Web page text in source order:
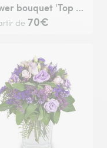
Flower bouquet 'Top of Summer'
de 70€